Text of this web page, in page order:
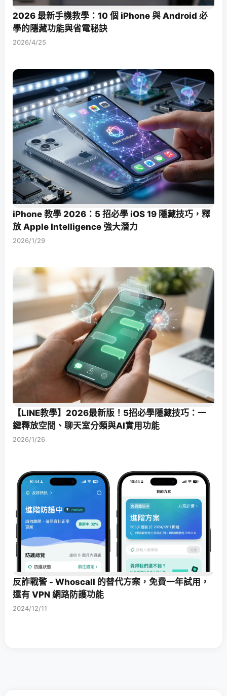
2026 最新手機教學：10 個 iPhone 與 Android 必
學的隱藏功能與省電秘訣
2026/4/25
iPhone 教學 2026：5 招必學 iOS 19 隱藏技巧，釋
放 Apple Intelligence 強大潛力
2026/1/29
【LINE教學】2026最新版！5招必學隱藏技巧：一
鍵釋放空間、聊天室分類與AI實用功能
2026/1/26
反詐戰警 - Whoscall 的替代方案，免費一年試用，
還有 VPN 網路防護功能
2024/12/11